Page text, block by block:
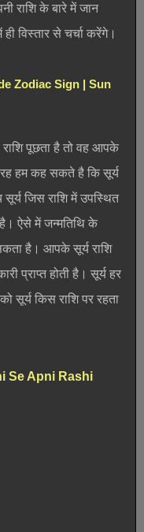
राशि के बारे में जान
विस्तार से चर्चा करेंगे।
Zodiac Sign | Sun
पूछता है तो वह आपके
हम कह सकते है कि सूर्य
जिस राशि में उपस्थित
है। ऐसे में जन्मतिथि के
है। आपके सूर्य राशि
प्राप्त होती है। सूर्य हर
सूर्य किस राशि पर रहता
Se Apni Rashi